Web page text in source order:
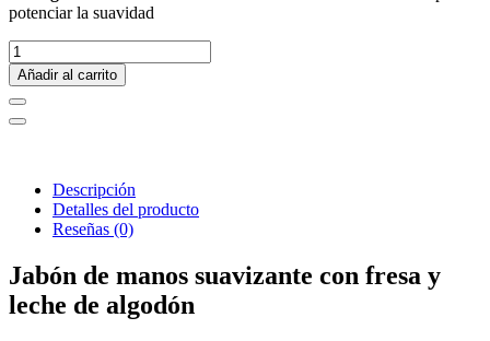
potenciar la suavidad
Añadir al carrito
Descripción
Detalles del producto
Reseñas (0)
Jabón de manos suavizante con fresa y
leche de algodón